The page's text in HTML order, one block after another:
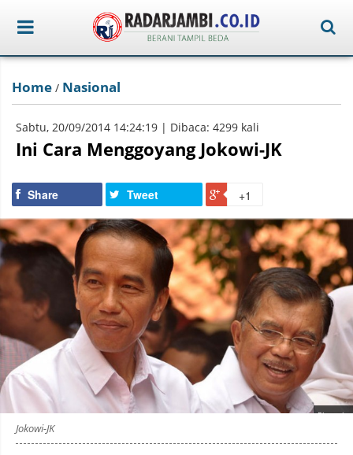
Home / Nasional
Sabtu, 20/09/2014 14:24:19 | Dibaca: 4299 kali
Ini Cara Menggoyang Jokowi-JK
Share Tweet +1
Photo by
Jokowi-JK